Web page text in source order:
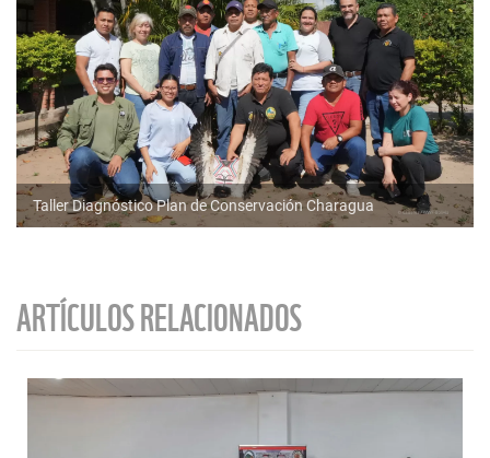
Taller Diagnóstico Plan de Conservación Charagua
ARTÍCULOS RELACIONADOS